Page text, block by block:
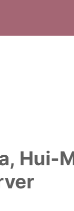
Hui-